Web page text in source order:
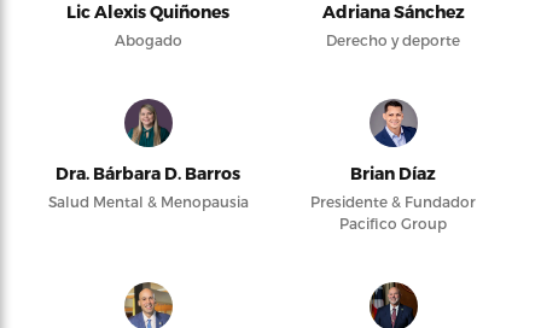
Lic Alexis Quiñones
Abogado
Adriana Sánchez
Derecho y deporte
Dra. Bárbara D. Barros
Salud Mental & Menopausia
Brian Díaz
Presidente & Fundador
Pacifico Group